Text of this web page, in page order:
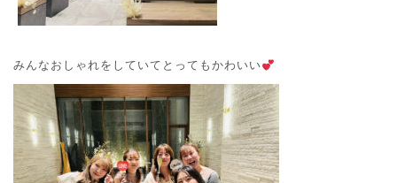
みんなおしゃれをしていてとってもかわいい